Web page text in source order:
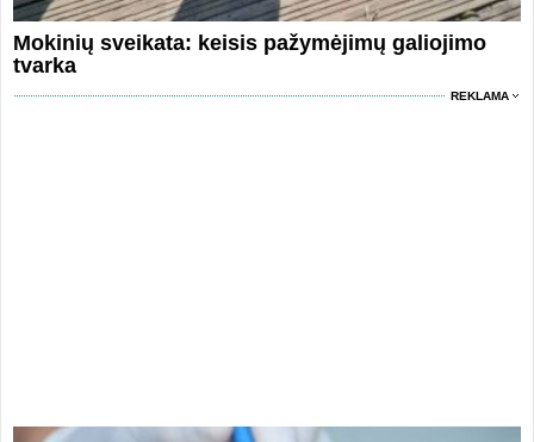
Mokinių sveikata: keisis pažymėjimų galiojimo
tvarka
REKLAMA